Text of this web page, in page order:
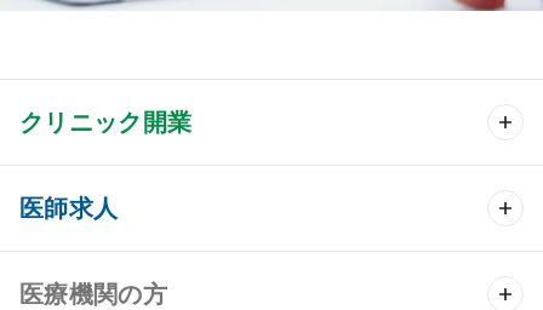
クリニック開業
クリニック開業 TOP
クリニック物件検索
医師求人
医師求人 TOP
医療機関の方